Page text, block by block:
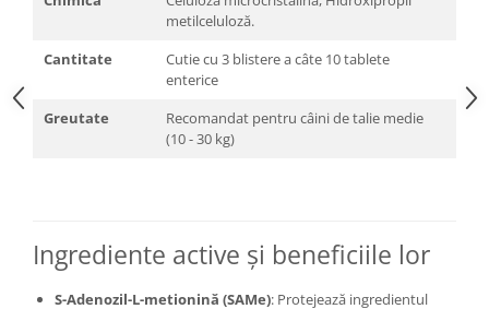
metilceluloză.
Cantitate
Cutie cu 3 blistere a câte 10 tablete
enterice
Greutate
Recomandat pentru câini de talie medie
(10 - 30 kg)
Ingrediente active și beneficiile lor
S-Adenozil-L-metionină (SAMe): Protejează ingredientul